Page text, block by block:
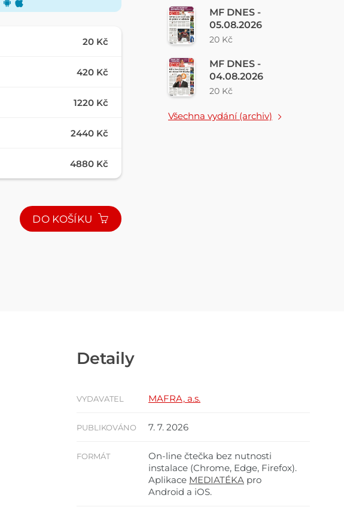
20 Kč
420 Kč
1220 Kč
2440 Kč
4880 Kč
DO KOŠÍKU
MF DNES -
05.08.2026
20 Kč
MF DNES -
04.08.2026
20 Kč
Všechna vydání (archiv)
Detaily
VYDAVATEL MAFRA, a.s.
PUBLIKOVÁNO 7. 7. 2026
FORMÁT
On-line čtečka bez nutnosti
instalace (Chrome, Edge, Firefox).
Aplikace MEDIATÉKA pro
Android a iOS.